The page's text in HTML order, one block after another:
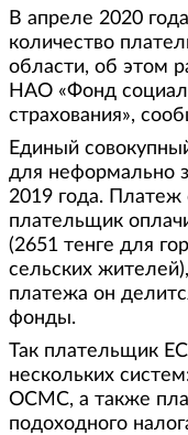
В апреле 2020
количество
области, об этом
НАО «Фонд
страхования»,
Единый
для неформально
2019 года. Платеж
плательщик
(2651 тенге для
сельских
платежа он
фонды.
Так плательщик
нескольких
ОСМС, а также
подоходного